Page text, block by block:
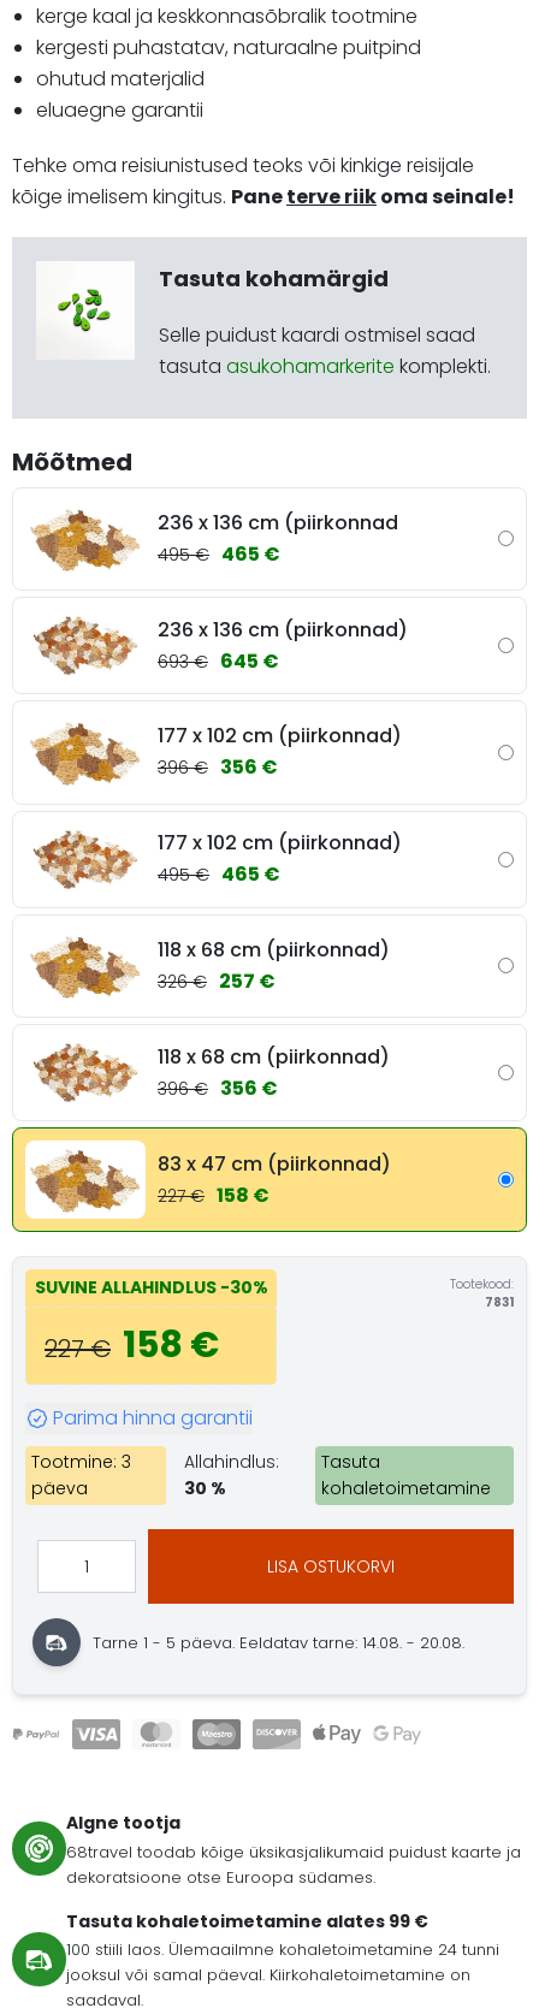
kerge kaal ja keskkonnasõbralik tootmine
kergesti puhastatav, naturaalne puitpind
ohutud materjalid
eluaegne garantii
Tehke oma reisiunistused teoks või kinkige reisijale
kõige imelisem kingitus. Paneterve riikoma seinale!
Tasuta kohamärgid
Selle puidust kaardi ostmisel saad
tasuta asukohamarkerite komplekti.
Mõõtmed
236 x 136 cm (piirkonnad
495 € 465 €
236 x 136 cm (piirkonnad)
693 € 645 €
177 x 102 cm (piirkonnad)
396 € 356 €
177 x 102 cm (piirkonnad)
495 € 465 €
118 x 68 cm (piirkonnad)
326 € 257 €
118 x 68 cm (piirkonnad)
396 € 356 €
83 x 47 cm (piirkonnad)
227 € 158 €
SUVINE ALLAHINDLUS -30%
227 € 158 €
Tootekood:
7831
Parima hinna garantii
Tootmine: 3
päeva
Allahindlus:
30 %
Tasuta
kohaletoimetamine
LISA OSTUKORVI
Tarne 1 - 5 päeva. Eeldatav tarne: 14.08. - 20.08.
Algne tootja
68travel toodab kõige üksikasjalikumaid puidust kaarte ja
dekoratsioone otse Euroopa südames.
Tasuta kohaletoimetamine alates 99 €
100 stiili laos. Ülemaailmne kohaletoimetamine 24 tunni
jooksul või samal päeval. Kiirkohaletoimetamine on
saadaval.